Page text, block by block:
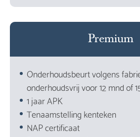
Premium
Onderhoudsbeurt volgens
onderhoudsvrij voor 12 mnd of
1 jaar APK
Tenaamstelling kenteken
NAP certificaat